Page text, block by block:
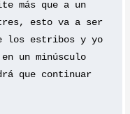
más que a un
tres, esto va a ser
los estribos y yo
un minúsculo
que continuar